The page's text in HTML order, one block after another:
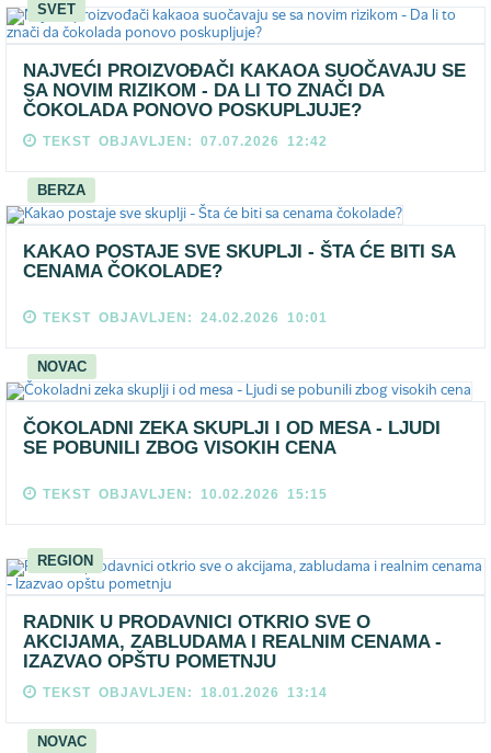
SVET
NAJVEĆI PROIZVOĐAČI KAKAOA SUOČAVAJU SE
SA NOVIM RIZIKOM - DA LI TO ZNAČI DA
ČOKOLADA PONOVO POSKUPLJUJE?
TEKST OBJAVLJEN: 07.07.2026 12:42
BERZA
KAKAO POSTAJE SVE SKUPLJI - ŠTA ĆE BITI SA
CENAMA ČOKOLADE?
TEKST OBJAVLJEN: 24.02.2026 10:01
NOVAC
ČOKOLADNI ZEKA SKUPLJI I OD MESA - LJUDI
SE POBUNILI ZBOG VISOKIH CENA
TEKST OBJAVLJEN: 10.02.2026 15:15
REGION
RADNIK U PRODAVNICI OTKRIO SVE O
AKCIJAMA, ZABLUDAMA I REALNIM CENAMA -
IZAZVAO OPŠTU POMETNJU
TEKST OBJAVLJEN: 18.01.2026 13:14
NOVAC